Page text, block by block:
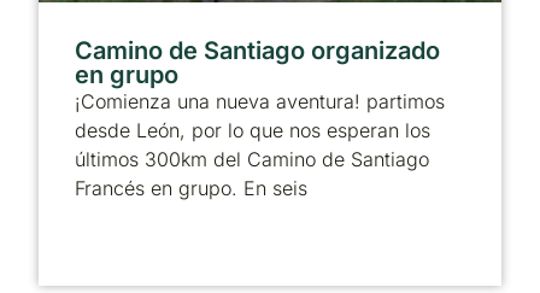
Camino de Santiago organizado
en grupo
¡Comienza una nueva aventura! partimos
desde León, por lo que nos esperan los
últimos 300km del Camino de Santiago
Francés en grupo. En seis